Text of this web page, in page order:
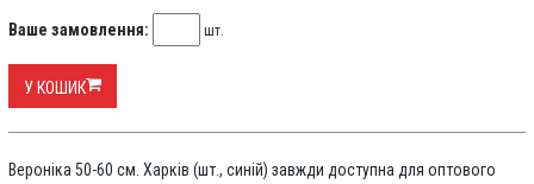
Ваше замовлення: шт.
У КОШИК
Вероніка 50-60 см. Харків (шт., синій) завжди доступна для оптового